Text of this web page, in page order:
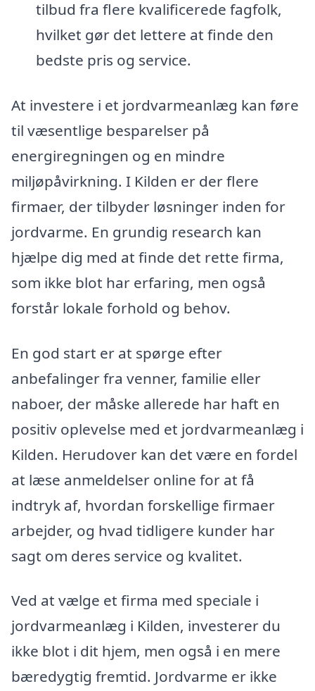
tilbud fra flere kvalificerede fagfolk,
hvilket gør det lettere at finde den
bedste pris og service.
At investere i et jordvarmeanlæg kan føre
til væsentlige besparelser på
energiregningen og en mindre
miljøpåvirkning. I Kilden er der flere
firmaer, der tilbyder løsninger inden for
jordvarme. En grundig research kan
hjælpe dig med at finde det rette firma,
som ikke blot har erfaring, men også
forstår lokale forhold og behov.
En god start er at spørge efter
anbefalinger fra venner, familie eller
naboer, der måske allerede har haft en
positiv oplevelse med et jordvarmeanlæg i
Kilden. Herudover kan det være en fordel
at læse anmeldelser online for at få
indtryk af, hvordan forskellige firmaer
arbejder, og hvad tidligere kunder har
sagt om deres service og kvalitet.
Ved at vælge et firma med speciale i
jordvarmeanlæg i Kilden, investerer du
ikke blot i dit hjem, men også i en mere
bæredygtig fremtid. Jordvarme er ikke